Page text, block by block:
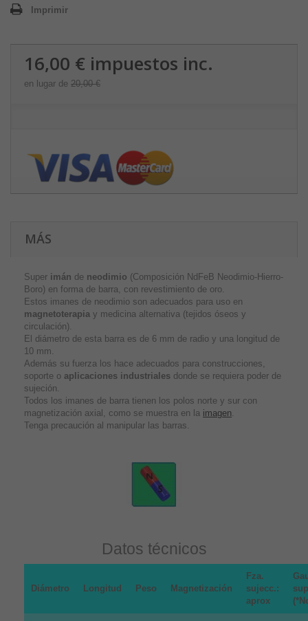
Imprimir
16,00 € impuestos inc.
en lugar de 20,00 €
MÁS
Super imán de neodimio (Composición NdFeB Neodimio-Hierro-
Boro) en forma de barra, con revestimiento de oro.
Estos imanes de neodimio son adecuados para uso en
magnetoterapia y medicina alternativa (tejidos óseos y
circulación).
El diámetro de esta barra es de 6 mm de radio y una longitud de
10 mm.
Además su fuerza los hace adecuados para construcciones,
soporte o aplicaciones industriales donde se requiera poder de
sujeción.
Todos los imanes de barra tienen los polos norte y sur con
magnetización axial, como se muestra en la imagen.
Tenga precaución al manipular las barras.
Datos técnicos
Diámetro Longitud Peso Magnetización
Fza.
sujecc.:
aprox